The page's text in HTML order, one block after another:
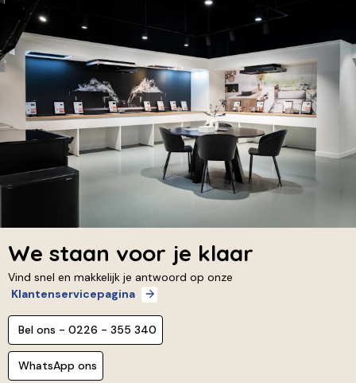
We staan voor je klaar
Vind snel en makkelijk je antwoord op onze
Klantenservicepagina
Bel ons - 0226 - 355 340
WhatsApp ons